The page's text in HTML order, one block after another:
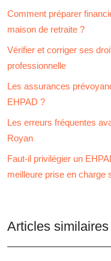
Comment préparer
maison de retraite ?
Vérifier et corriger ses
professionnelle
Les assurances
EHPAD ?
Les erreurs fréquentes
Royan
Faut-il privilégier un
meilleure prise en charge
Articles similaires